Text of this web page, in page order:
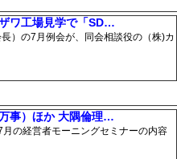
ワ工場見学で「SD…
）の7月例会が、同会相談役の（株)カ
事）ほか 大隅倫理…
の経営者モーニングセミナーの内容